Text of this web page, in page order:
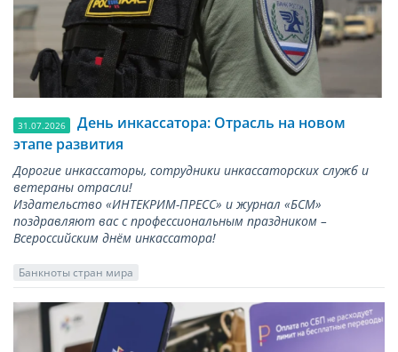
31.07.2026
День инкассатора: Отрасль на новом
этапе развития
Дорогие инкассаторы, сотрудники инкассаторских служб и
ветераны отрасли!
Издательство «ИНТЕКРИМ-ПРЕСС» и журнал «БСМ»
поздравляют вас с профессиональным праздником –
Всероссийским днём инкассатора!
Банкноты стран мира